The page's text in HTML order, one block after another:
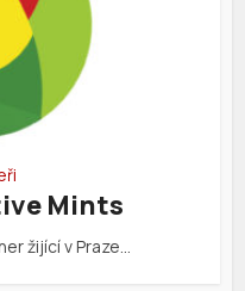
Mints
žijící v Praze…